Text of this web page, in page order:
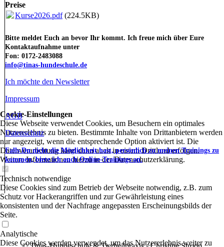
Preise
Kurse2026.pdf(224.5KB)
Bitte meldet Euch an bevor Ihr kommt. Ich freue mich über Eure
Kontaktaufnahme unter
Fon: 0172-2483088
info@tinas-hundeschule.de
Ich möchte den Newsletter
Impressum
AGB
Datenschutz
Falls Du nicht die Möglichkeit hast, persönlich zu meinen Trainings zu
kommen, biete ich auch Online-Trainings an.
Cookie-Einstellungen
Diese Webseite verwendet Cookies, um Besuchern ein optimales
Nutzererlebnis zu bieten. Bestimmte Inhalte von Drittanbietern werden
nur angezeigt, wenn die entsprechende Option aktiviert ist. Die
Datenverarbeitung kann dann auch in einem Drittland erfolgen.
Weitere Informationen hierzu in der Datenschutzerklärung.
Technisch notwendige
Diese Cookies sind zum Betrieb der Webseite notwendig, z.B. zum
Schutz vor Hackerangriffen und zur Gewährleistung eines
konsistenten und der Nachfrage angepassten Erscheinungsbilds der
Seite.
Analytische
Diese Cookies werden verwendet, um das Nutzererlebnis weiter zu